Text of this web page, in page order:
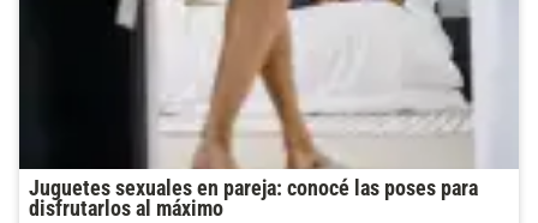
Juguetes sexuales en pareja: conocé las poses para
disfrutarlos al máximo